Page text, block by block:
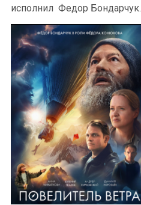
исполнил Федор Бондарчук.